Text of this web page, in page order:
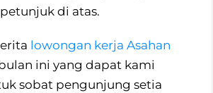
di atas.
lowongan kerja Asahan
ini yang dapat kami
sobat pengunjung setia